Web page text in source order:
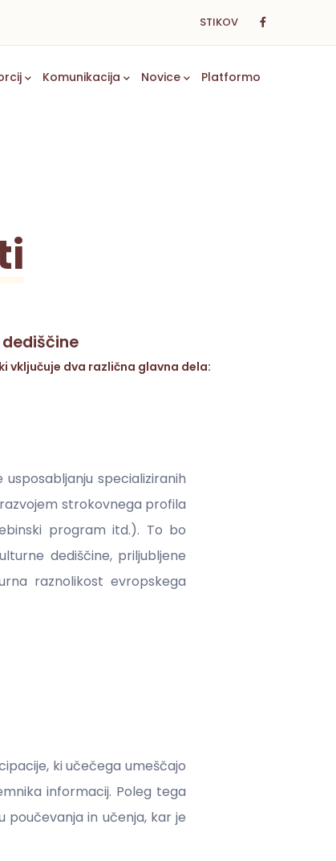
STIKOV
Komunikacija Novice Platformo
vključuje dva različna glavna dela:
specializiranih
strokovnega profila
program itd.). To bo
dediščine, priljubljene
raznolikost evropskega
ki učečega umeščajo
informacij. Poleg tega
in učenja, kar je